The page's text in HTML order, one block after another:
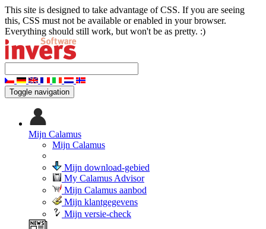
This site is designed to take advantage of CSS. If you are seeing
this, CSS must not be available or enabled in your browser.
Everything should still work, but won't be as pretty. :)
Toggle navigation
Mijn Calamus
Mijn Calamus
Mijn download-gebied
My Calamus Advisor
Mijn Calamus aanbod
Mijn klantgegevens
Mijn versie-check